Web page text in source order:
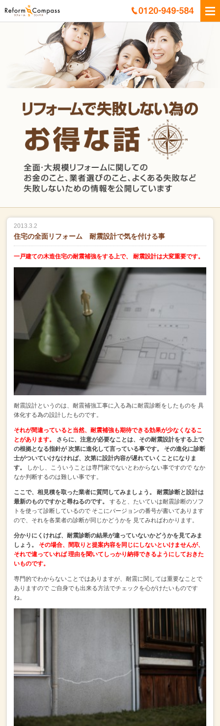
2013.3.2
住宅の全面リフォーム 耐震設計で気を付ける事
一戸建ての木造住宅の耐震補強をする上で、 耐震設計は大変重要です。
耐震設計というのは、耐震補強工事に入る為に耐震診断をしたものを 具
体化する為の設計したものです。
それが間違っていると当然、耐震補強も期待できる効果が少なくなるこ
とがあります。
さらに、注意が必要なことは、その耐震設計をする上で
の根拠となる指針が 次第に進化して言っている事です。
その進化に診断
士がついていけなければ、次第に設計内容が遅れていくことになりま
す。
しかし、こういうことは専門家でないとわからない事ですので なか
なか判断するのは難しい事です。
ここで、相見積を取った業者に質問してみましょう。
耐震診断と設計は
最新のものですかと尋ねるのです。
すると、たいていは耐震診断のソフ
トを使って診断しているので そこにバージョンの番号が書いてあります
ので、それを各業者の診断が同じかどうかを 見てみればわかります。
分かりにくければ、耐震診断の結果が違っていないかどうかを見てみま
しょう。
その場合、間取りと提案内容を同じにしないといけませんが、
それで違っていれば 理由を聞いてしっかり納得できるようにしておきた
いものです。
専門的でわからないことではありますが、耐震に関しては重要なことで
ありますので ご自身でも出来る方法でチェックを心がけたいものです
ね。